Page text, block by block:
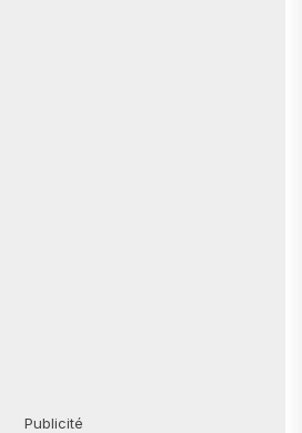
Publicité